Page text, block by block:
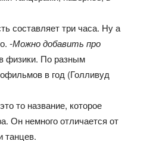
составляет три часа. Ну а
-Можно добавить про
физики. По разным
в год (Голливуд
то название, которое
Он немного отличается от
танцев.